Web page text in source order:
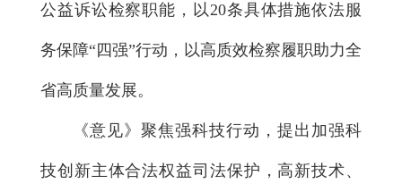
公益诉讼检察职能，以20条具体措施依法服
务保障“四强”行动，以高质效检察履职助力全
省高质量发展。
《意见》聚焦强科技行动，提出加强科
技创新主体合法权益司法保护，高新技术、